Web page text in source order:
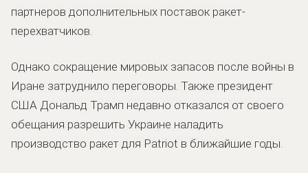
партнеров дополнительных поставок ракет-
перехватчиков.
Однако сокращение мировых запасов после войны в
Иране затруднило переговоры. Также президент
США Дональд Трамп недавно отказался от своего
обещания разрешить Украине наладить
производство ракет для Patriot в ближайшие годы.